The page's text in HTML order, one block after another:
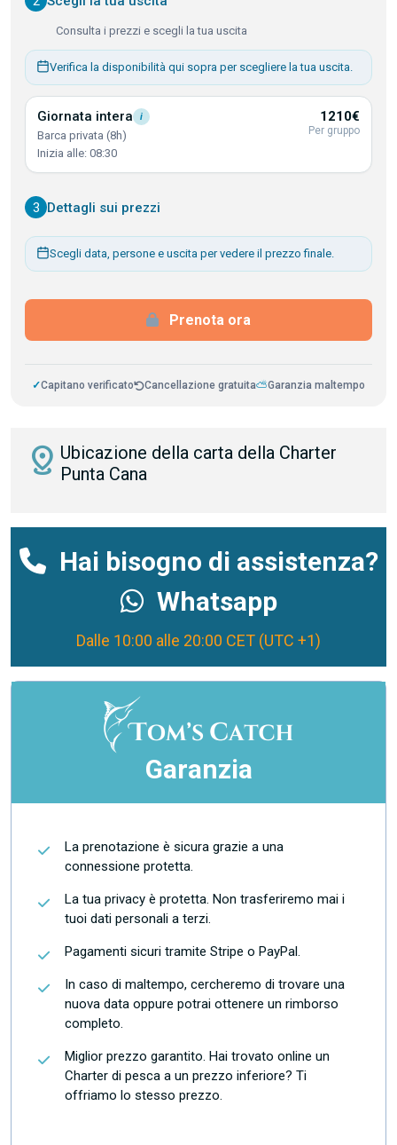
Consulta i prezzi e scegli la tua uscita
Verifica la disponibilità qui sopra per scegliere la tua uscita.
Giornata intera i
Barca privata (8h)
Inizia alle: 08:30
1210€
Per gruppo
3 Dettagli sui prezzi
Scegli data, persone e uscita per vedere il prezzo finale.
Prenota ora
✓Capitano verificato Cancellazione gratuita⛅Garanzia maltempo
distance Ubicazione della carta della Charter
Punta Cana
Hai bisogno di assistenza?
Whatsapp
Dalle 10:00 alle 20:00 CET (UTC +1)
Garanzia
La prenotazione è sicura grazie a una
connessione protetta.
La tua privacy è protetta. Non trasferiremo mai i
tuoi dati personali a terzi.
Pagamenti sicuri tramite Stripe o PayPal.
In caso di maltempo, cercheremo di trovare una
nuova data oppure potrai ottenere un rimborso
completo.
Miglior prezzo garantito. Hai trovato online un
Charter di pesca a un prezzo inferiore? Ti
offriamo lo stesso prezzo.